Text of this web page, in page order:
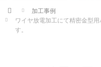
Home
加工事例
ワイヤ放電加工にて精密金型
す。